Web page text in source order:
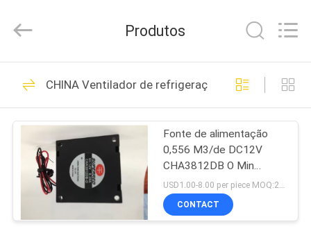
CASA
PRODUTOS
SHOW
Home
Electronics
Rights
Ventilador de
refrigeração da C.C.
81
35
Produtos
CHINA Ventilador de refrigeração do veículo
Fonte de alimentação
0,556 M3/de DC12V
CHA3812DB O Min
Vehicle Cooling Fan
USD1.00-8.00 per piece MOQ:2000 PCes
CONTACT